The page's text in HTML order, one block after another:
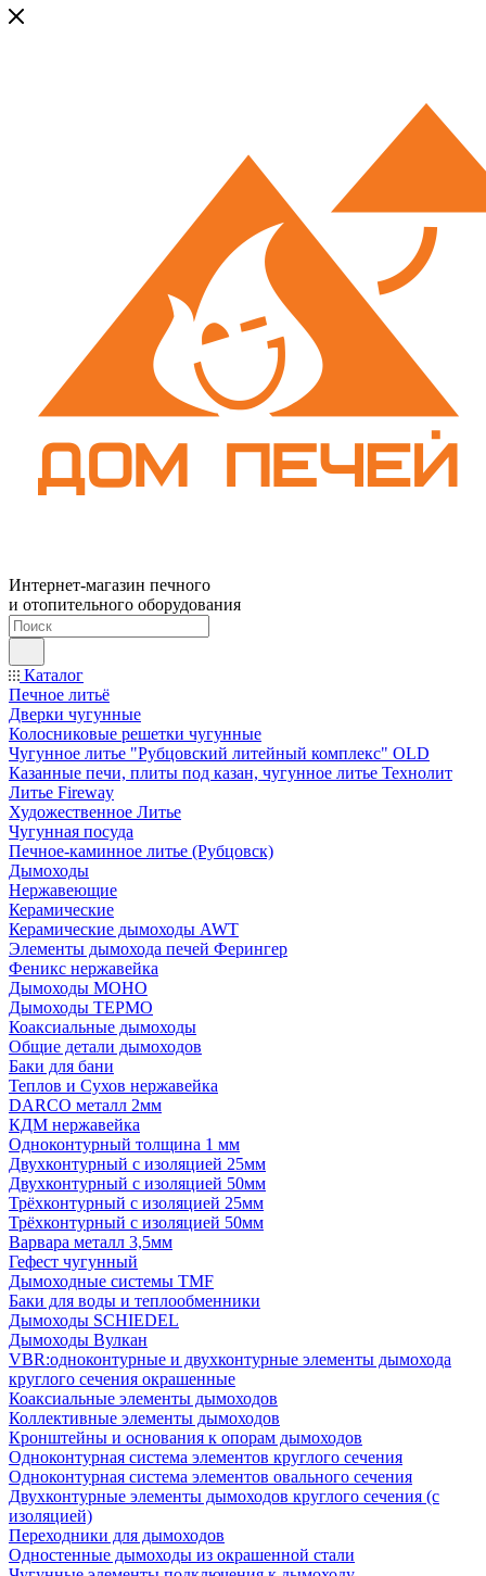
Интернет-магазин печного
и отопительного оборудования
Каталог
Печное литьё
Дверки чугунные
Колосниковые решетки чугунные
Чугунное литье "Рубцовский литейный комплекс" OLD
Казанные печи, плиты под казан, чугунное литье Технолит
Литье Fireway
Художественное Литье
Чугунная посуда
Печное-каминное литье (Рубцовск)
Дымоходы
Нержавеющие
Керамические
Керамические дымоходы AWT
Элементы дымохода печей Ферингер
Феникс нержавейка
Дымоходы МОНО
Дымоходы ТЕРМО
Коаксиальные дымоходы
Общие детали дымоходов
Баки для бани
Теплов и Сухов нержавейка
DARCO металл 2мм
КДМ нержавейка
Одноконтурный толщина 1 мм
Двухконтурный с изоляцией 25мм
Двухконтурный с изоляцией 50мм
Трёхконтурный с изоляцией 25мм
Трёхконтурный с изоляцией 50мм
Варвара металл 3,5мм
Гефест чугунный
Дымоходные системы TMF
Баки для воды и теплообменники
Дымоходы SCHIEDEL
Дымоходы Вулкан
VBR:одноконтурные и двухконтурные элементы дымохода
круглого сечения окрашенные
Коаксиальные элементы дымоходов
Коллективные элементы дымоходов
Кронштейны и основания к опорам дымоходов
Одноконтурная система элементов круглого сечения
Одноконтурная система элементов овального сечения
Двухконтурные элементы дымоходов круглого сечения (с
изоляцией)
Переходники для дымоходов
Одностенные дымоходы из окрашенной стали